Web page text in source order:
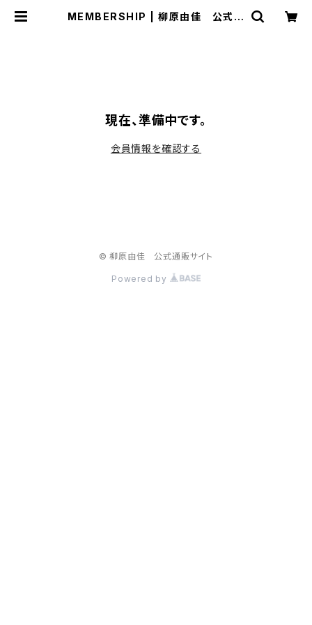
MEMBERSHIP | 柳原由佳 公式通
現在、準備中です。
会員情報を確認する
© 柳原由佳 公式通販サイト
Powered by